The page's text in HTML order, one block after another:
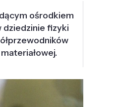
ośrodkiem
dziedzinie fizyki